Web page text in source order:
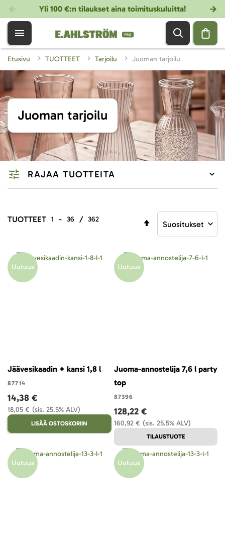
Yli 100 €:n tilaukset aina toimituskuluitta!
Etusivu TUOTTEET Tarjoilu Juoman tarjoilu
Juoman tarjoilu
TUOTTEET 1 - 36 / 362
Aseta
Uutuus
Jäävesikaadin + kansi 1,8 l
87714
(sis. 25.5% ALV)
18,05 €
14,38 €
LISÄÄ OSTOSKORIIN
Uutuus
Juoma-annostelija 7,6 l party
top
87396
(sis. 25.5% ALV)
160,92 €
128,22 €
TILAUSTUOTE
Uutuus Uutuus
RAJAA TUOTTEITA